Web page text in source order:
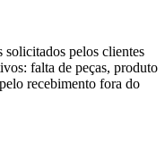
solicitados pelos clientes
falta de peças, produto
recebimento fora do